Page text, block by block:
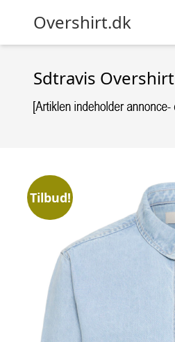
Overshirt.dk
Sdtravis Overshirt
Tilbud!